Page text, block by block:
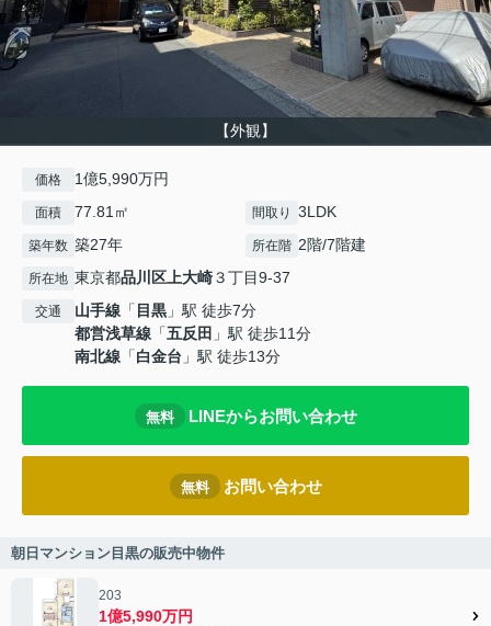
【外観】
価格 1億5,990万円
面積 77.81㎡ 間取り 3LDK
築年数 築27年 所在階 2階/7階建
所在地 東京都品川区上大崎３丁目9-37
交通 山手線 「 目黒 」駅 徒歩7分
都営浅草線 「五反田 」駅 徒歩11分
南北線 「白金台 」駅 徒歩13分
無料 LINEからお問い合わせ
無料 お問い合わせ
朝日マンション目黒の販売中物件
203
1億5,990万円